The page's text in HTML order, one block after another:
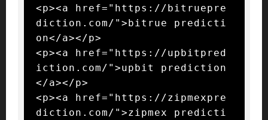
<p><a href="https://bitruepre
diction.com/">bitrue predicti
on</a></p>
<p><a href="https://upbitpred
iction.com/">upbit prediction
</a></p>
<p><a href="https://zipmexpre
diction.com/">zipmex predicti